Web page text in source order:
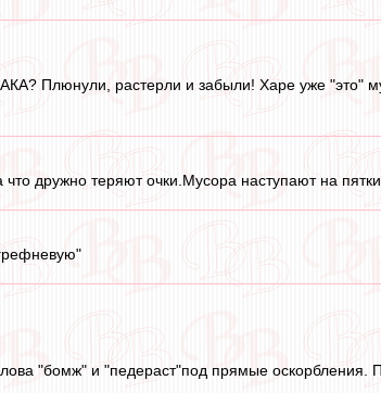
Плюнули, растерли и забыли! Харе уже "это"
дружно теряют очки.Мусора наступают на пятки.
"бомж" и "педераст"под прямые оскорбления.